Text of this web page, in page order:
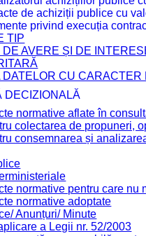
de achiziții publice cu
privind execuția
TIP
AVERE ȘI DE
DATELOR CU CARACTER
DECIZIONALĂ
normative aflate în
colectarea de propuneri,
consemnarea și
normative pentru care nu
normative adoptate
Anunțuri/ Minute
a Legii nr. 52/2003